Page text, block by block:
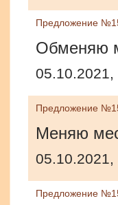
Предложение
Обменяю
05.10.2021,
Предложение
Меняю
05.10.2021,
Предложение